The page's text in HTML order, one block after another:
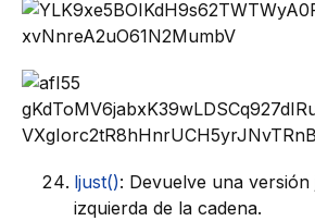
ljust(): Devuelve una versión
izquierda de la cadena.